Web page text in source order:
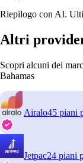
Riepilogo con AI.
Altri
Scopri alcuni dei
Bahamas
Airalo45 piani
Jetpac24 piani